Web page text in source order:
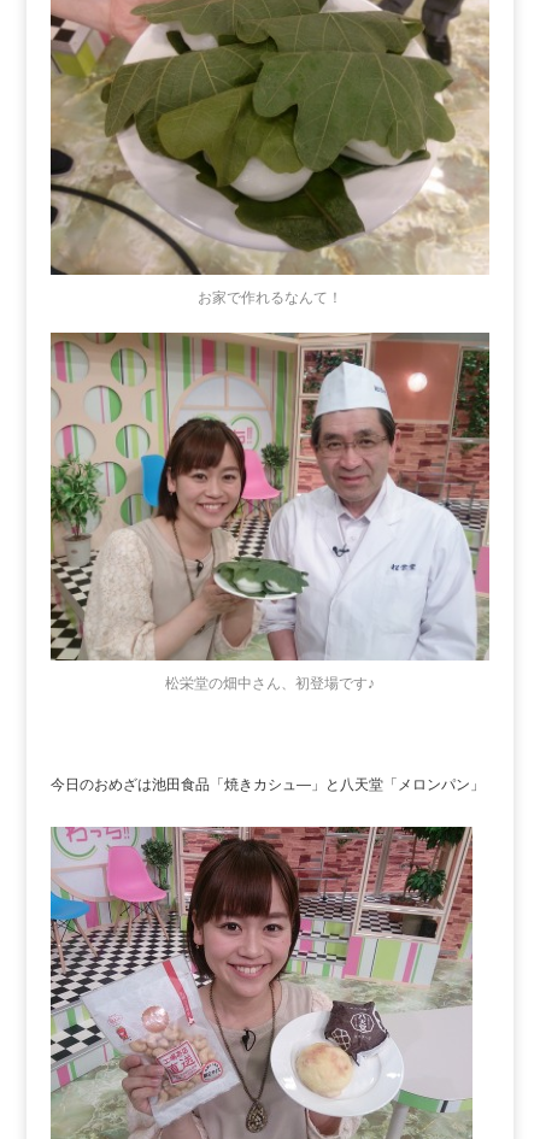
お家で作れるなんて！
松栄堂の畑中さん、初登場です♪
今日のおめざは池田食品「焼きカシュ―」と八天堂「メロンパン」